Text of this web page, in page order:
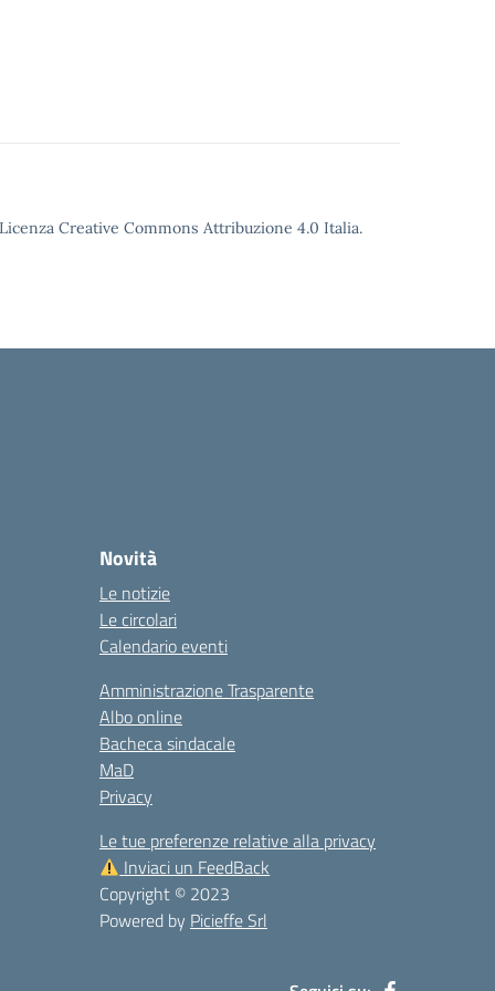
Creative Commons Attribuzione 4.0 Italia.
Novità
Le notizie
Le circolari
Calendario eventi
Amministrazione Trasparente
Albo online
Bacheca sindacale
MaD
Privacy
Le tue preferenze relative alla privacy
Inviaci un FeedBack
Copyright © 2023
Powered by Picieffe Srl